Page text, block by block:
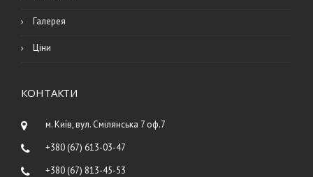
Галерея
Ціни
КОНТАКТИ
м. Київ, вул. Смілянська 7 оф.7
+380 (67) 613-03-47
+380 (67) 813-45-53